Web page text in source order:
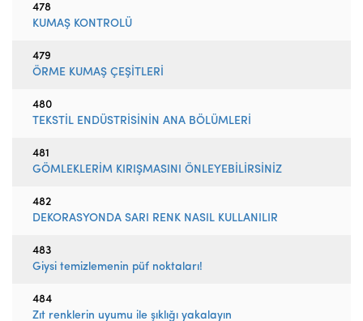
478
KUMAŞ KONTROLÜ
479
ÖRME KUMAŞ ÇEŞİTLERİ
480
TEKSTİL ENDÜSTRİSİNİN ANA BÖLÜMLERİ
481
GÖMLEKLERİM KIRIŞMASINI ÖNLEYEBİLİRSİNİZ
482
DEKORASYONDA SARI RENK NASIL KULLANILIR
483
Giysi temizlemenin püf noktaları!
484
Zıt renklerin uyumu ile şıklığı yakalayın